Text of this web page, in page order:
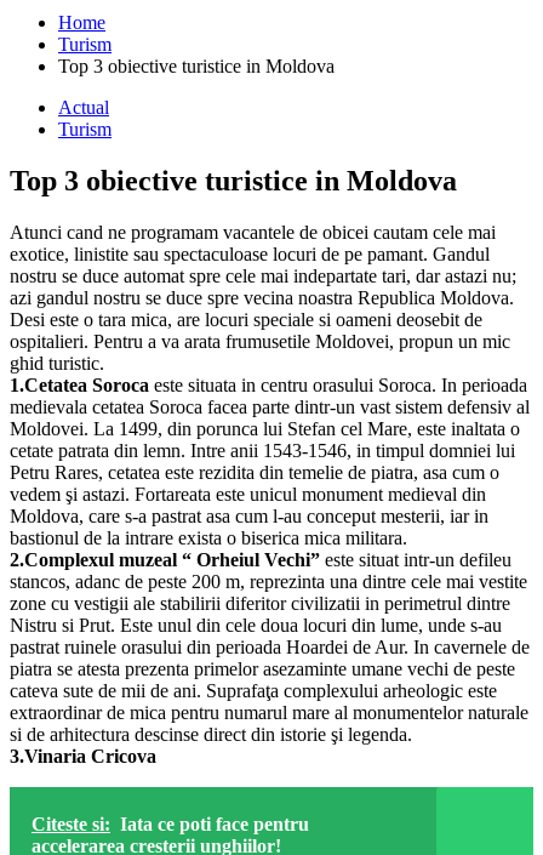
Home
Turism
Top 3 obiective turistice in Moldova
Actual
Turism
Top 3 obiective turistice in Moldova
Atunci cand ne programam vacantele de obicei cautam cele mai
exotice, linistite sau spectaculoase locuri de pe pamant. Gandul
nostru se duce automat spre cele mai indepartate tari, dar astazi nu;
azi gandul nostru se duce spre vecina noastra Republica Moldova.
Desi este o tara mica, are locuri speciale si oameni deosebit de
ospitalieri. Pentru a va arata frumusetile Moldovei, propun un mic
ghid turistic.
1.Cetatea Soroca este situata in centru orasului Soroca. In perioada
medievala cetatea Soroca facea parte dintr-un vast sistem defensiv al
Moldovei. La 1499, din porunca lui Stefan cel Mare, este inaltata o
cetate patrata din lemn. Intre anii 1543-1546, in timpul domniei lui
Petru Rares, cetatea este rezidita din temelie de piatra, asa cum o
vedem şi astazi. Fortareata este unicul monument medieval din
Moldova, care s-a pastrat asa cum l-au conceput mesterii, iar in
bastionul de la intrare exista o biserica mica militara.
2.Complexul muzeal “ Orheiul Vechi” este situat intr-un defileu
stancos, adanc de peste 200 m, reprezinta una dintre cele mai vestite
zone cu vestigii ale stabilirii diferitor civilizatii in perimetrul dintre
Nistru si Prut. Este unul din cele doua locuri din lume, unde s-au
pastrat ruinele orasului din perioada Hoardei de Aur. In cavernele de
piatra se atesta prezenta primelor asezaminte umane vechi de peste
cateva sute de mii de ani. Suprafaţa complexului arheologic este
extraordinar de mica pentru numarul mare al monumentelor naturale
si de arhitectura descinse direct din istorie şi legenda.
3.Vinaria Cricova
Citeste si: Iata ce poti face pentru
accelerarea cresterii unghiilor!